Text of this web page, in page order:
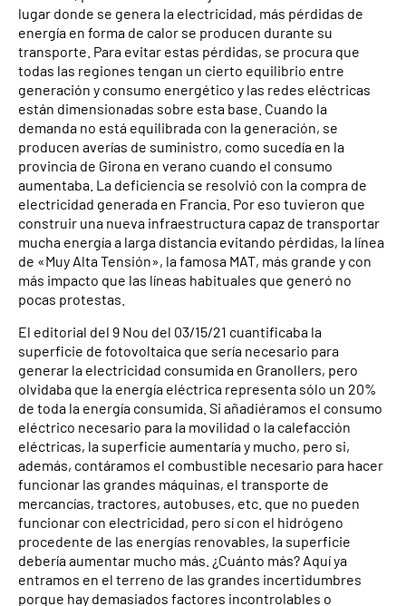
lugar donde se genera la electricidad, más pérdidas de
energía en forma de calor se producen durante su
transporte. Para evitar estas pérdidas, se procura que
todas las regiones tengan un cierto equilibrio entre
generación y consumo energético y las redes eléctricas
están dimensionadas sobre esta base. Cuando la
demanda no está equilibrada con la generación, se
producen averías de suministro, como sucedía en la
provincia de Girona en verano cuando el consumo
aumentaba. La deficiencia se resolvió con la compra de
electricidad generada en Francia. Por eso tuvieron que
construir una nueva infraestructura capaz de transportar
mucha energía a larga distancia evitando pérdidas, la línea
de «Muy Alta Tensión», la famosa MAT, más grande y con
más impacto que las líneas habituales que generó no
pocas protestas.
El editorial del 9 Nou del 03/15/21 cuantificaba la
superficie de fotovoltaica que sería necesario para
generar la electricidad consumida en Granollers, pero
olvidaba que la energía eléctrica representa sólo un 20%
de toda la energía consumida. Si añadiéramos el consumo
eléctrico necesario para la movilidad o la calefacción
eléctricas, la superficie aumentaría y mucho, pero si,
además, contáramos el combustible necesario para hacer
funcionar las grandes máquinas, el transporte de
mercancías, tractores, autobuses, etc. que no pueden
funcionar con electricidad, pero sí con el hidrógeno
procedente de las energías renovables, la superficie
debería aumentar mucho más. ¿Cuánto más? Aquí ya
entramos en el terreno de las grandes incertidumbres
porque hay demasiados factores incontrolables o